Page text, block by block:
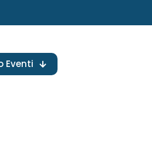
Eventi